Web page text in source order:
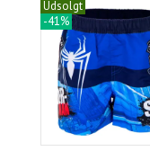
Udsolgt
-41%